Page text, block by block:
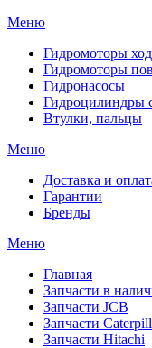
Меню
Гидромоторы
Гидромоторы
Гидронасосы
Гидроцилиндры
Втулки, пальцы
Меню
Доставка и
Гарантии
Бренды
Меню
Главная
Запчасти в
Запчасти JCB
Запчасти
Запчасти Hitachi